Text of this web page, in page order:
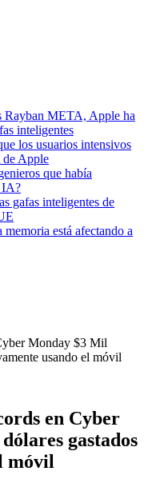
Rayban META, Apple ha
inteligentes
los usuarios intensivos
de Apple
que había
IA?
gafas inteligentes de
está afectando a
​​Monday $3 Mil
usando el móvil
en Cyber
gastados
móvil